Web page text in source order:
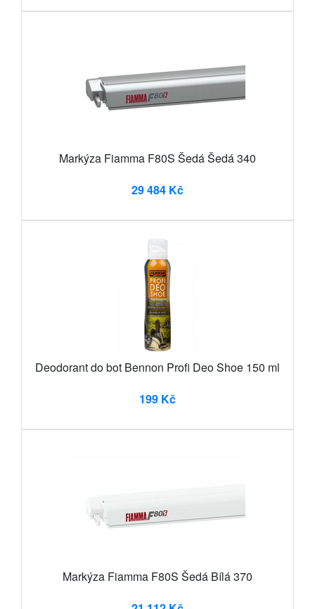
Markýza Fiamma F80S Šedá Šedá 340
29 484 Kč
Deodorant do bot Bennon Profi Deo Shoe 150 ml
199 Kč
Markýza Fiamma F80S Šedá Bílá 370